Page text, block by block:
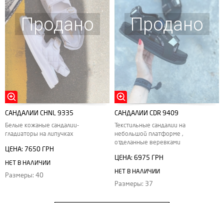
Продано
САНДАЛИИ CHNL 9335
Белые кожаные сандалии-
гладиаторы на липучках
ЦЕНА: 7650 ГРН
НЕТ В НАЛИЧИИ
Размеры: 40
Продано
САНДАЛИИ CDR 9409
Текстильные сандалии на
небольшой платформе ,
отделанные веревками
ЦЕНА: 6975 ГРН
НЕТ В НАЛИЧИИ
Размеры: 37